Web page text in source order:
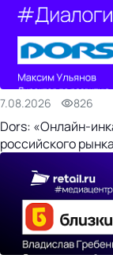
7.08.2026 826
Dors: «Онлайн-
российского